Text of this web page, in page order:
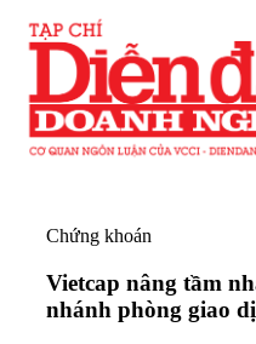
Chứng khoán
Vietcap nâng tầm
nhánh phòng giao